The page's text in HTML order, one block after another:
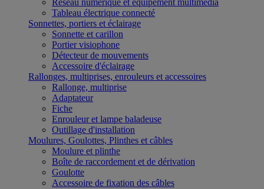
Réseau numérique et équipement multimédia
Tableau électrique connecté
Sonnettes, portiers et éclairage
Sonnette et carillon
Portier visiophone
Détecteur de mouvements
Accessoire d'éclairage
Rallonges, multiprises, enrouleurs et accessoires
Rallonge, multiprise
Adaptateur
Fiche
Enrouleur et lampe baladeuse
Outillage d'installation
Moulures, Goulottes, Plinthes et câbles
Moulure et plinthe
Boîte de raccordement et de dérivation
Goulotte
Accessoire de fixation des câbles